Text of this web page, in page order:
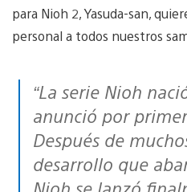
para Nioh 2, Yasuda-san,
personal a todos nuestros
“La serie Nioh nació cuando se
anunció por
Después de
desarrollo que
Nioh se lanzó